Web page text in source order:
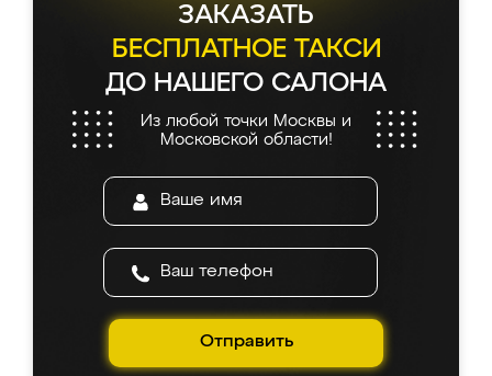
ЗАКАЗАТЬ
БЕСПЛАТНОЕ ТАКСИ
ДО НАШЕГО САЛОНА
Из любой точки Москвы и
Московской области!
Отправить